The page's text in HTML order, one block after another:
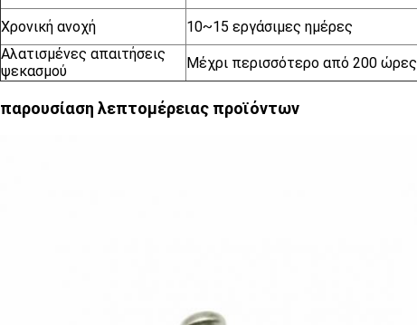
Χρονική ανοχή
10~15 εργάσιμες ημέρες
Αλατισμένες απαιτήσεις
ψεκασμού
Μέχρι περισσότερο από 200 ώρες
παρουσίαση λεπτομέρειας προϊόντων